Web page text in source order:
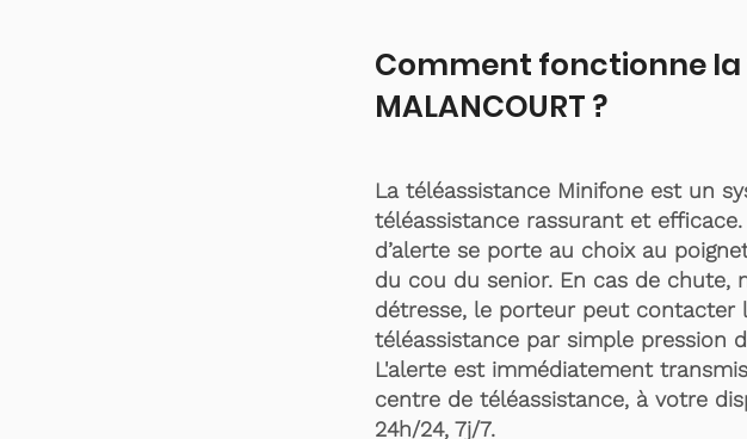
Comment fonctionne
MALANCOURT ?
La téléassistance Minifone est un
téléassistance rassurant et
d’alerte se porte au choix au
du cou du senior. En cas de chute,
détresse, le porteur peut contacter
téléassistance par simple pression
L'alerte est immédiatement
centre de téléassistance, à votre
24h/24, 7j/7.